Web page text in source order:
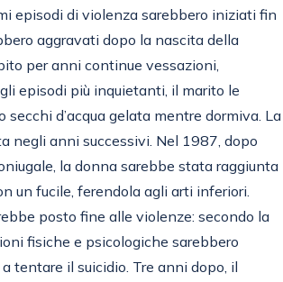
episodi di violenza sarebbero iniziati fin
aggravati dopo la nascita della
per anni continue vessazioni,
episodi più inquietanti, il marito le
d’acqua gelata mentre dormiva. La
negli anni successivi. Nel 1987, dopo
la donna sarebbe stata raggiunta
un fucile, ferendola agli arti inferiori.
posto fine alle violenze: secondo la
fisiche e psicologiche sarebbero
tentare il suicidio. Tre anni dopo, il